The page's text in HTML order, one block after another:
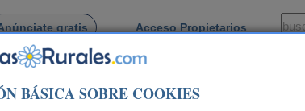
gratis Acceso Propietarios
BÁSICA SOBRE COOKIES